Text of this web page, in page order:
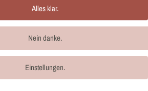
Alles klar.
Nein danke.
Einstellungen.